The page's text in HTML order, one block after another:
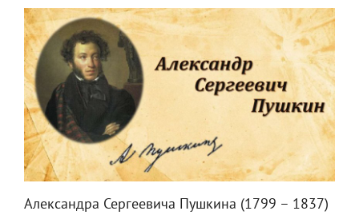
Александра Сергеевича Пушкина (1799 – 1837)